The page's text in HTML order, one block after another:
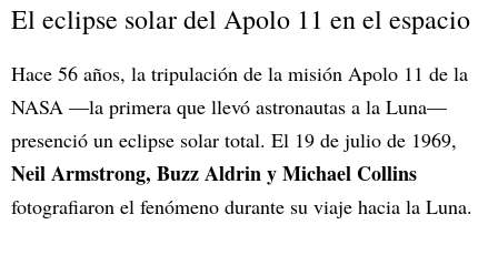
El eclipse solar del Apolo 11 en el espacio
Hace 56 años, la tripulación de la misión Apolo 11 de la
NASA —la primera que llevó astronautas a la Luna—
presenció un eclipse solar total. El 19 de julio de 1969,
Neil Armstrong, Buzz Aldrin y Michael Collins
fotografiaron el fenómeno durante su viaje hacia la Luna.